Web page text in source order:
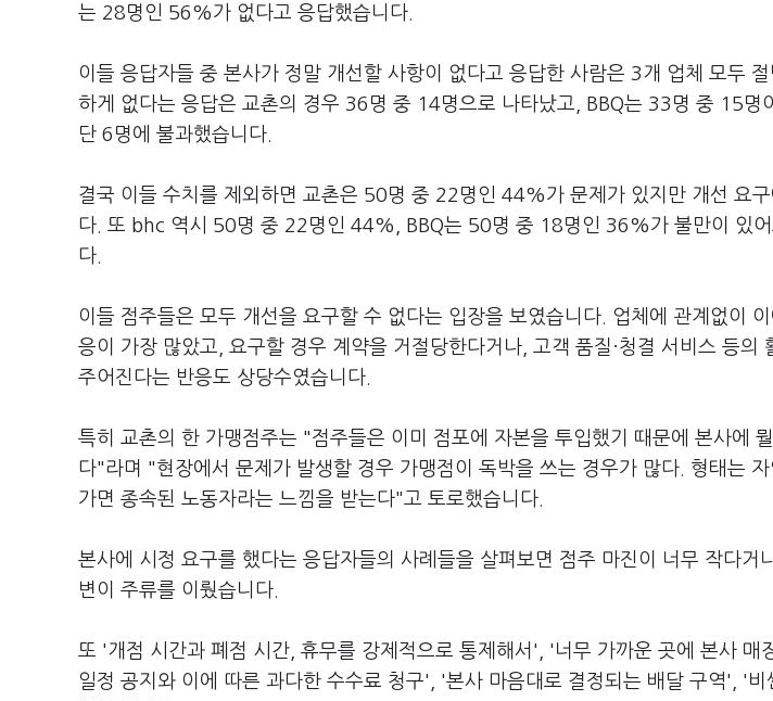
는 28명인 56%가 없다고 응답했습니다.
이들 응답자들 중 본사가 정말 개선할 사항이 없다고 응답한 사람은 3개 업체 모두
하게 없다는 응답은 교촌의 경우 36명 중 14명으로 나타났고, BBQ는 33명 중 15명
단 6명에 불과했습니다.
결국 이들 수치를 제외하면 교촌은 50명 중 22명인 44%가 문제가 있지만 개선 요구
다. 또 bhc 역시 50명 중 22명인 44%, BBQ는 50명 중 18명인 36%가 불만이 있어
다.
이들 점주들은 모두 개선을 요구할 수 없다는 입장을 보였습니다. 업체에 관계없이
응이 가장 많았고, 요구할 경우 계약을 거절당한다거나, 고객 품질·청결 서비스 등의
주어진다는 반응도 상당수였습니다.
특히 교촌의 한 가맹점주는 "점주들은 이미 점포에 자본을 투입했기 때문에 본사에
다"라며 "현장에서 문제가 발생할 경우 가맹점이 독박을 쓰는 경우가 많다. 형태는
가면 종속된 노동자라는 느낌을 받는다"고 토로했습니다.
본사에 시정 요구를 했다는 응답자들의 사례들을 살펴보면 점주 마진이 너무 작다거
변이 주류를 이뤘습니다.
또 '개점 시간과 폐점 시간, 휴무를 강제적으로 통제해서', '너무 가까운 곳에 본사 매
일정 공지와 이에 따른 과다한 수수료 청구', '본사 마음대로 결정되는 배달 구역', '비